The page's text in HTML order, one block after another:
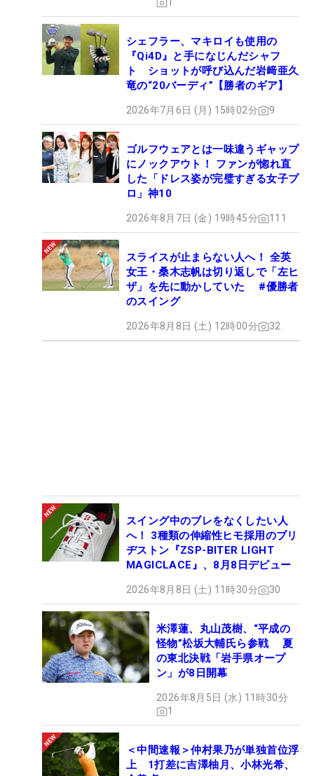
シェフラー、マキロイも使用の
『Qi4D』と手になじんだシャフ
ト ショットが呼び込んだ岩﨑亜久
竜の“20バーディ”【勝者のギア】
2026年7月6日 (月) 15時02分 9
ゴルフウェアとは一味違うギャップ
にノックアウト！ ファンが惚れ直
した「ドレス姿が完璧すぎる女子プ
ロ」神10
2026年8月7日 (金) 19時45分 111
スライスが止まらない人へ！ 全英
女王・桑木志帆は切り返しで「左ヒ
ザ」を先に動かしていた #優勝者
のスイング
2026年8月8日 (土) 12時00分 32
スイング中のブレをなくしたい人
へ！ 3種類の伸縮性ヒモ採用のブリ
ヂストン『ZSP-BITER LIGHT
MAGICLACE』、8月8日デビュー
2026年8月8日 (土) 11時30分 30
米澤蓮、丸山茂樹、“平成の
怪物”松坂大輔氏ら参戦 夏
の東北決戦「岩手県オープ
ン」が8日開幕
2026年8月5日 (水) 11時30分
1
＜中間速報＞仲村果乃が単独首位浮
上 1打差に吉澤柚月、小林光希、